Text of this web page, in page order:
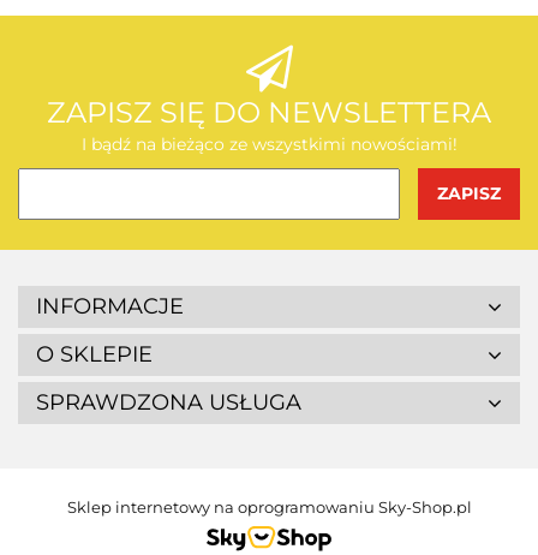
AEG
ZAPISZ SIĘ DO NEWSLETTERA
I bądź na bieżąco ze wszystkimi nowościami!
INFORMACJE
O SKLEPIE
SPRAWDZONA USŁUGA
Sklep internetowy na oprogramowaniu Sky-Shop.pl